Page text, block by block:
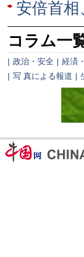
安倍首
コラム一
| 政治・安全 | 経済
| 写 真による報道 |